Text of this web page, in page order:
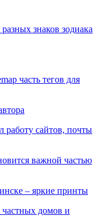
знаков зодиака
часть тегов для
работу сайтов, почты
важной частью
– яркие принты
частных домов и